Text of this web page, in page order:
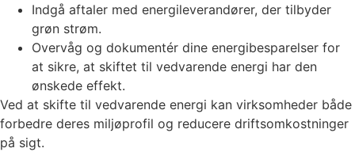
Indgå aftaler med energileverandører, der tilbyder
grøn strøm.
Overvåg og dokumentér dine energibesparelser for
at sikre, at skiftet til vedvarende energi har den
ønskede effekt.
Ved at skifte til vedvarende energi kan virksomheder både
forbedre deres miljøprofil og reducere driftsomkostninger
på sigt.